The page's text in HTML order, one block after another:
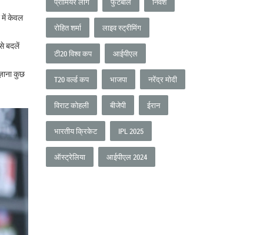
में केवल
बदलें
कुछ
रोहित शर्मा लाइव स्ट्रीमिंग
टी20 विश्व कप आईपीएल
T20 वर्ल्ड कप भाजपा नरेंद्र मोदी
विराट कोहली बीजेपी ईरान
भारतीय क्रिकेट IPL 2025
ऑस्ट्रेलिया आईपीएल 2024